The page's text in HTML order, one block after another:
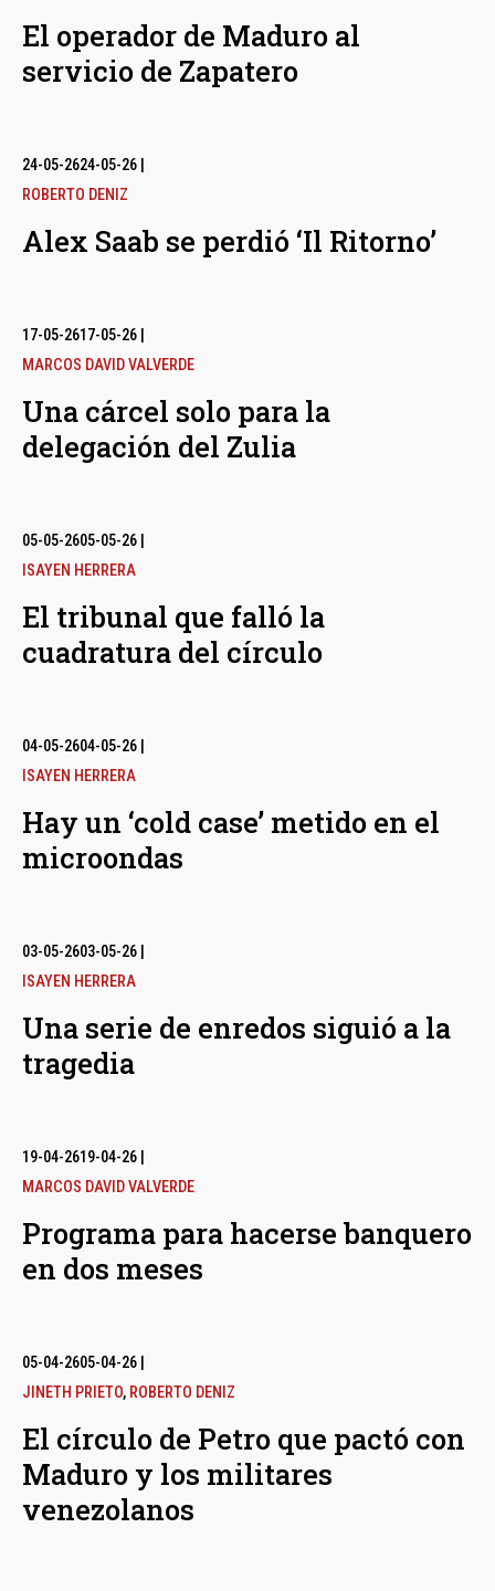
El operador de Maduro al
servicio de Zapatero
24-05-2624-05-26
ROBERTO DENIZ
Alex Saab se perdió ‘Il Ritorno’
17-05-2617-05-26
MARCOS DAVID VALVERDE
Una cárcel solo para la
delegación del Zulia
05-05-2605-05-26
ISAYEN HERRERA
El tribunal que falló la
cuadratura del círculo
04-05-2604-05-26
ISAYEN HERRERA
Hay un ‘cold case’ metido en el
microondas
03-05-2603-05-26
ISAYEN HERRERA
Una serie de enredos siguió a la
tragedia
19-04-2619-04-26
MARCOS DAVID VALVERDE
Programa para hacerse banquero
en dos meses
05-04-2605-04-26
JINETH PRIETO, ROBERTO DENIZ
El círculo de Petro que pactó con
Maduro y los militares
venezolanos